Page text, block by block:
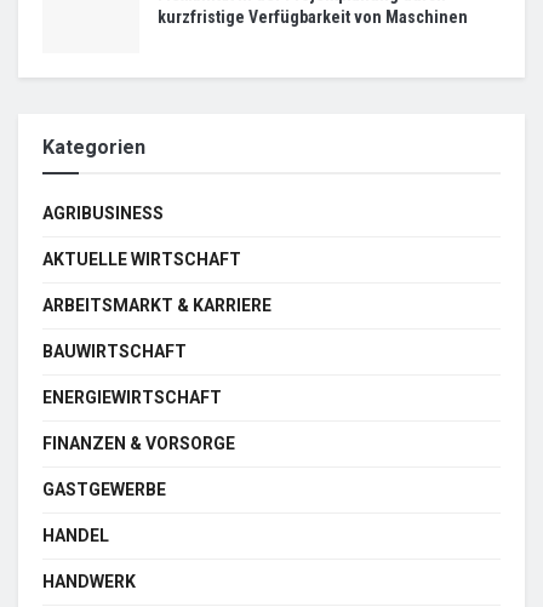
kurzfristige Verfügbarkeit von Maschinen
Kategorien
AGRIBUSINESS
AKTUELLE WIRTSCHAFT
ARBEITSMARKT & KARRIERE
BAUWIRTSCHAFT
ENERGIEWIRTSCHAFT
FINANZEN & VORSORGE
GASTGEWERBE
HANDEL
HANDWERK